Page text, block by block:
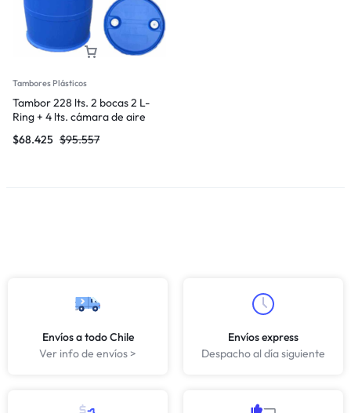
Tambores Plásticos
Tambor 228 lts. 2 bocas 2 L-
Ring + 4 lts. cámara de aire
$95.557
$68.425
Envíos a todo Chile
Ver info de envíos >
Envíos express
Despacho al día siguiente